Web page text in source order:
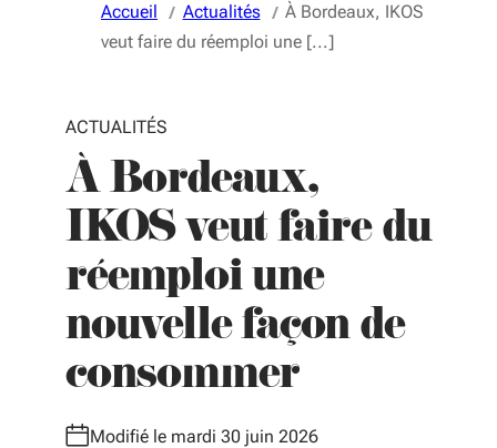
Accueil Actualités
À Bordeaux, IKOS
veut faire du réemploi une [...]
ACTUALITÉS
À Bordeaux,
IKOS veut faire du
réemploi une
nouvelle façon de
consommer
Modifié le mardi 30 juin 2026